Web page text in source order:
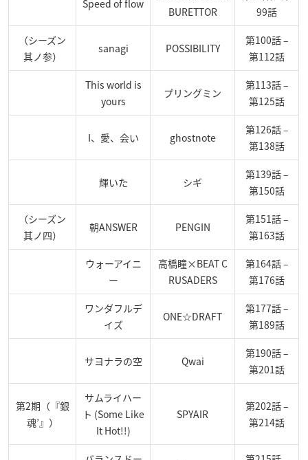
Speed of flow
BURETTOR
99話
（シーズン
其ノ参）
sanagi POSSIBILITY
第100話 –
第112話
This world is
yours
プリングミン
第113話 –
第125話
I、愛、会い ghostnote
第126話 –
第138話
輝いた シギ
第139話 –
第150話
（シーズン
其ノ四）
朝ANSWER PENGIN
第151話 –
第163話
ウォーアイニ
ー
高橋瞳×BEAT C
RUSADERS
第164話 –
第176話
ワンダフルデ
イズ
ONE☆DRAFT
第177話 –
第189話
サヨナラの空 Qwai
第190話 –
第201話
第2期（『銀
魂’』）
サムライハー
ト (Some Like
It Hot!!)
SPYAIR
第202話 –
第214話